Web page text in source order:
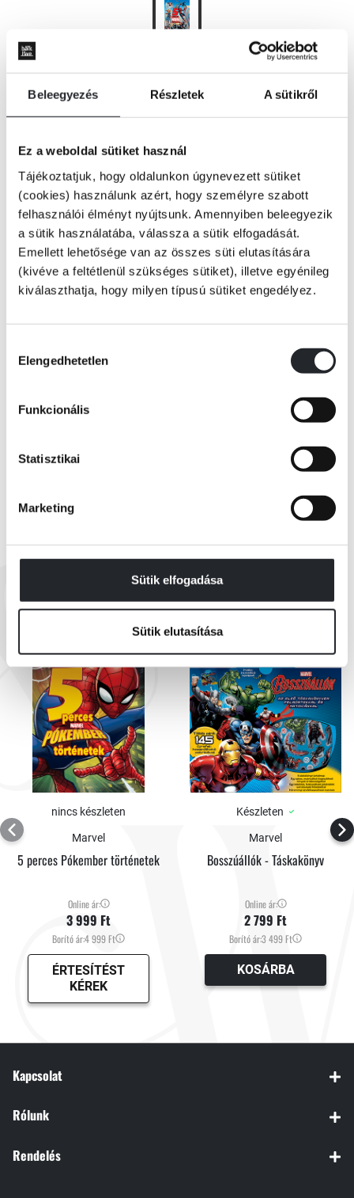
Beleegyezés Részletek A sütikről
Ez a weboldal sütiket használ
Tájékoztatjuk, hogy oldalunkon úgynevezett sütiket
(cookies) használunk azért, hogy személyre szabott
felhasználói élményt nyújtsunk. Amennyiben beleegyezik
a sütik használatába, válassza a sütik elfogadását.
Emellett lehetősége van az összes süti elutasítására
(kivéve a feltétlenül szükséges sütiket), illetve egyénileg
kiválaszthatja, hogy milyen típusú sütiket engedélyez.
kiválasztása
Elengedhetetlen
Funkcionális
Statisztikai
Marketing
Sütik elfogadása
Sütik elutasítása
Szuperhősök, gyülekező!
Csatlakozz a Marvel-univerzum legnagyobb hőseihez, akik egyesült
erővel harcolnak a világ legveszélyesebb gonosztevői ellen! Hagyd, hogy
ezek a pörgős, olvasmányos történetek elrepítsenek kedvenc
szuperhőseid világába - akár öt perc alatt!
Tovább
KÖNYV ADATAI
RÉSZLET A KÖNYVBŐL
EZEK IS ÉRDEKELHETNEK
nincs készleten
Marvel
5 perces Pókember történetek
Online ár:
3 999 Ft
Borító ár:4 999 Ft
ÉRTESÍTÉST
KÉREK
Készleten
Marvel
Bosszúállók - Táskakönyv
Online ár:
2 799 Ft
Borító ár:3 499 Ft
KOSÁRBA
Kapcsolat
Rólunk
Rendelés